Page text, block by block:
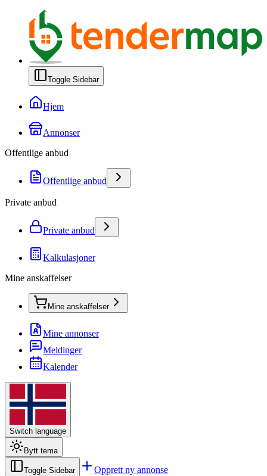
Toggle Sidebar
Hjem
Annonser
Offentlige anbud
Offentlige anbud
Private anbud
Private anbud
Kalkulasjoner
Mine anskaffelser
Mine anskaffelser
Mine annonser
Meldinger
Kalender
Switch language
Bytt tema
Toggle Sidebar Opprett ny annonse